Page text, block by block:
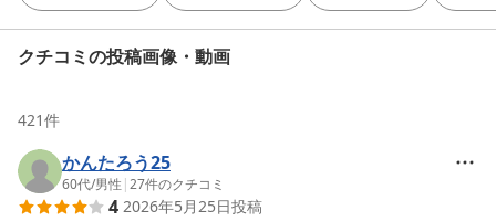
クチコミの投稿画像・動画
421件
かんたろう25
60代/男性 |27件のクチコミ
4 2026年5月25日投稿